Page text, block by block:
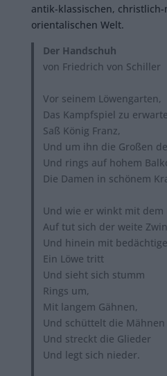
antik-klassischen,
orientalischen Welt.
Der Handschuh
von Friedrich von Schiller
Vor seinem Löwengarten,
Das Kampfspiel zu
Saß König Franz,
Und um ihn die Großen
Und rings auf hohem
Die Damen in schönem
Und wie er winkt mit dem
Auf tut sich der weite
Und hinein mit
Ein Löwe tritt
Und sieht sich stumm
Rings um,
Mit langem Gähnen,
Und schüttelt die Mähnen
Und streckt die Glieder
Und legt sich nieder.